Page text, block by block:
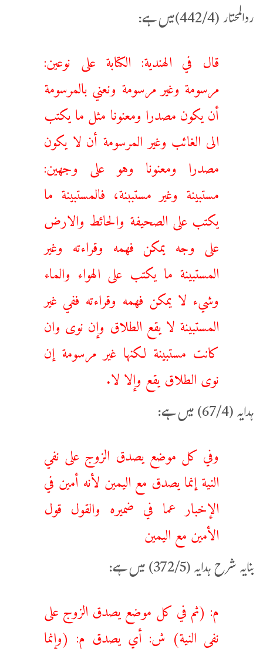
ردالمحتار (442/4)میں ہے:
قال في الهندية: الكتابة على نوعين:
مرسومة وغير مرسومة ونعني بالمرسومة
أن يكون مصدرا ومعنونا مثل ما يكتب
الى الغائب وغير المرسومة أن لا يكون
مصدرا ومعنونا وهو على وجهين:
مستبينة وغير مستببنة، فالمستبينة ما
يكتب على الصحيفة والحائط والارض
على وجه يمكن فهمه وقراءته وغير
المستبينة ما يكتب على الهواء والماء
وشيء لا يمكن فهمه وقراءته ففي غير
المستبينة لا يقع الطلاق وإن نوى وان
كانت مستبينة لكنها غير مرسومة إن
نوى الطلاق يقع وإلا لا.
ہدایہ (67/4) میں ہے:
وفي كل موضع يصدق الزوج على نفي
النية إنما يصدق مع اليمين لأنه أمين في
الإخبار عما في ضميره والقول قول
الأمين مع اليمين
بنایہ شرح ہدایہ (372/5) میں ہے:
م: (ثم في كل موضع يصدق الزوج على
نفي النية) ش: أي يصدق م: (وإنما